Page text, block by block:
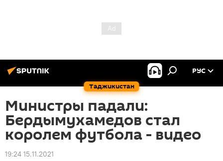
Таджикистан
РУС
Министры падали:
Бердымухамедов стал
королем футбола - видео
19:24 15.11.2021